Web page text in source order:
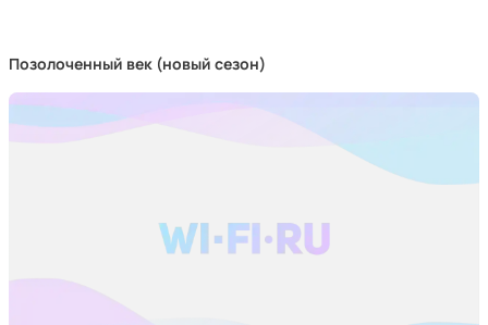
Позолоченный век (новый сезон)